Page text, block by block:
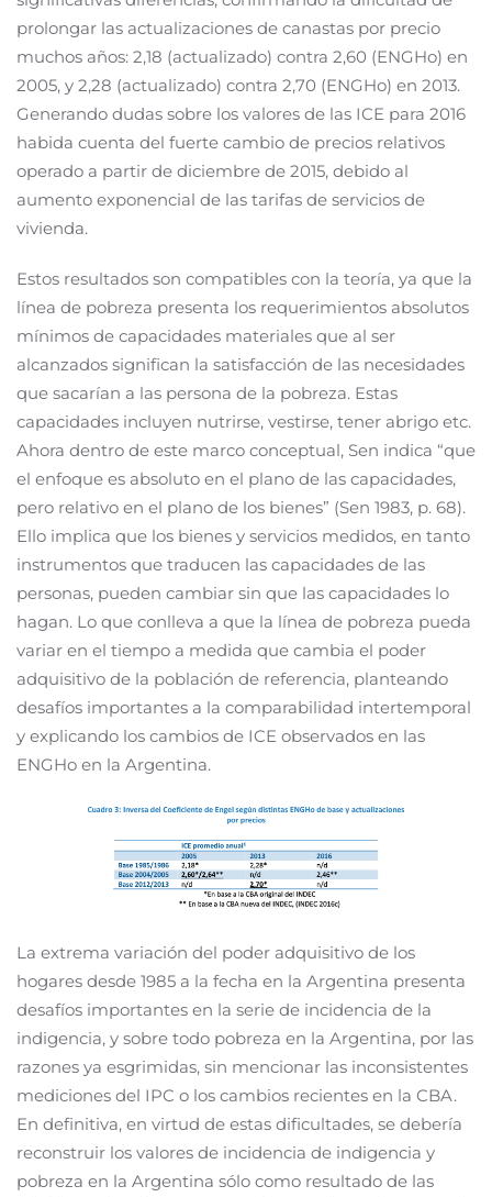
prolongar las actualizaciones de canastas por precio
muchos años: 2,18 (actualizado) contra 2,60 (ENGHo) en
2005, y 2,28 (actualizado) contra 2,70 (ENGHo) en 2013.
Generando dudas sobre los valores de las ICE para 2016
habida cuenta del fuerte cambio de precios relativos
operado a partir de diciembre de 2015, debido al
aumento exponencial de las tarifas de servicios de
vivienda.
Estos resultados son compatibles con la teoría, ya que la
línea de pobreza presenta los requerimientos absolutos
mínimos de capacidades materiales que al ser
alcanzados significan la satisfacción de las necesidades
que sacarían a las persona de la pobreza. Estas
capacidades incluyen nutrirse, vestirse, tener abrigo etc.
Ahora dentro de este marco conceptual, Sen indica “que
el enfoque es absoluto en el plano de las capacidades,
pero relativo en el plano de los bienes” (Sen 1983, p. 68).
Ello implica que los bienes y servicios medidos, en tanto
instrumentos que traducen las capacidades de las
personas, pueden cambiar sin que las capacidades lo
hagan. Lo que conlleva a que la línea de pobreza pueda
variar en el tiempo a medida que cambia el poder
adquisitivo de la población de referencia, planteando
desafíos importantes a la comparabilidad intertemporal
y explicando los cambios de ICE observados en las
ENGHo en la Argentina.
La extrema variación del poder adquisitivo de los
hogares desde 1985 a la fecha en la Argentina presenta
desafíos importantes en la serie de incidencia de la
indigencia, y sobre todo pobreza en la Argentina, por las
razones ya esgrimidas, sin mencionar las inconsistentes
mediciones del IPC o los cambios recientes en la CBA.
En definitiva, en virtud de estas dificultades, se debería
reconstruir los valores de incidencia de indigencia y
pobreza en la Argentina sólo como resultado de las